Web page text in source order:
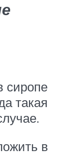
сиропе
такая
в